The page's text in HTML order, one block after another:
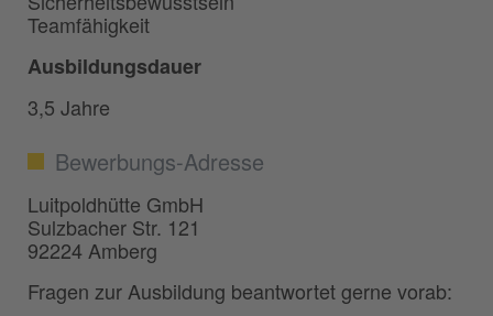
Teamfähigkeit
Ausbildungsdauer
3,5 Jahre
Bewerbungs-Adresse
Luitpoldhütte GmbH
Sulzbacher Str. 121
92224 Amberg
Fragen zur Ausbildung beantwortet gerne vorab: